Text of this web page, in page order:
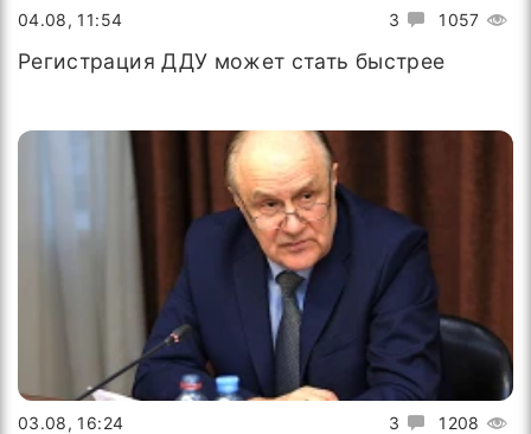
3 1057
04.08, 11:54
Регистрация ДДУ может стать быстрее
3 1208
03.08, 16:24